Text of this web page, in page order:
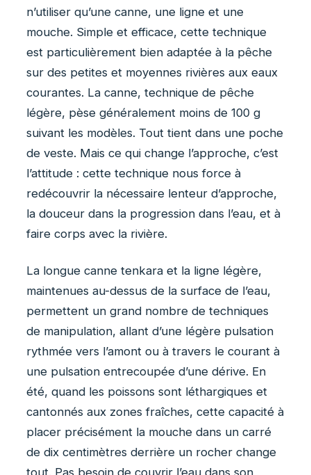
n’utiliser qu’une canne, une ligne et une
mouche. Simple et efficace, cette technique
est particulièrement bien adaptée à la pêche
sur des petites et moyennes rivières aux eaux
courantes. La canne, technique de pêche
légère, pèse généralement moins de 100 g
suivant les modèles. Tout tient dans une poche
de veste. Mais ce qui change l’approche, c’est
l’attitude : cette technique nous force à
redécouvrir la nécessaire lenteur d’approche,
la douceur dans la progression dans l’eau, et à
faire corps avec la rivière.
La longue canne tenkara et la ligne légère,
maintenues au-dessus de la surface de l’eau,
permettent un grand nombre de techniques
de manipulation, allant d’une légère pulsation
rythmée vers l’amont ou à travers le courant à
une pulsation entrecoupée d’une dérive. En
été, quand les poissons sont léthargiques et
cantonnés aux zones fraîches, cette capacité à
placer précisément la mouche dans un carré
de dix centimètres derrière un rocher change
tout. Pas besoin de couvrir l’eau dans son